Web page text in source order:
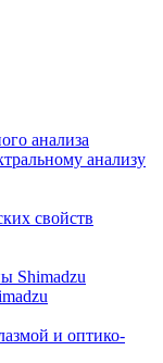
анализа
анализу
свойств
Shimadzu
и оптико-